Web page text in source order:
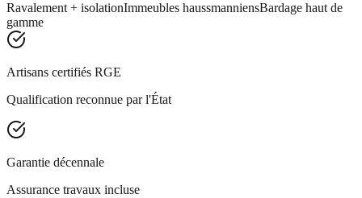
Ravalement + isolationImmeubles haussmanniensBardage haut de
gamme
Artisans certifiés RGE
Qualification reconnue par l'État
Garantie décennale
Assurance travaux incluse